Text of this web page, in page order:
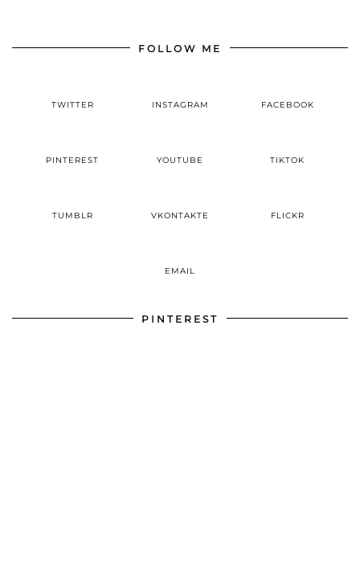
FOLLOW ME
TWITTER INSTAGRAM FACEBOOK
PINTEREST YOUTUBE TIKTOK
TUMBLR VKONTAKTE FLICKR
EMAIL
PINTEREST